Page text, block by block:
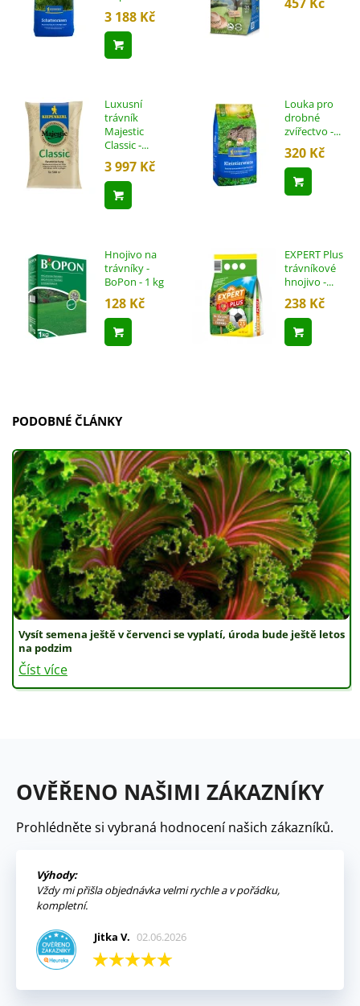
3 188 Kč
Luxusní
trávník
Majestic
Classic -...
3 997 Kč
Louka pro
drobné
zvířectvo -...
320 Kč
Hnojivo na
trávníky -
BoPon - 1 kg
128 Kč
Přidat do košíku
EXPERT Plus
trávníkové
hnojivo -...
238 Kč
PODOBNÉ ČLÁNKY
Vysít semena ještě v červenci se vyplatí, úroda bude ještě letos
na podzim
Číst více
OVĚŘENO NAŠIMI ZÁKAZNÍKY
Prohlédněte si vybraná hodnocení našich zákazníků.
Výhody:
Vždy mi přišla objednávka velmi rychle a v pořádku,
kompletní.
Jitka V. 02.06.2026